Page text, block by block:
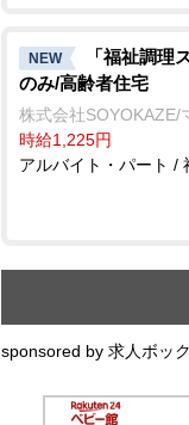
NEW
「福祉調理
のみ/高齢者住宅
株式会社SOYOKAZE/
時給1,225円
アルバイト・パート /
sponsored by 求人ボッ